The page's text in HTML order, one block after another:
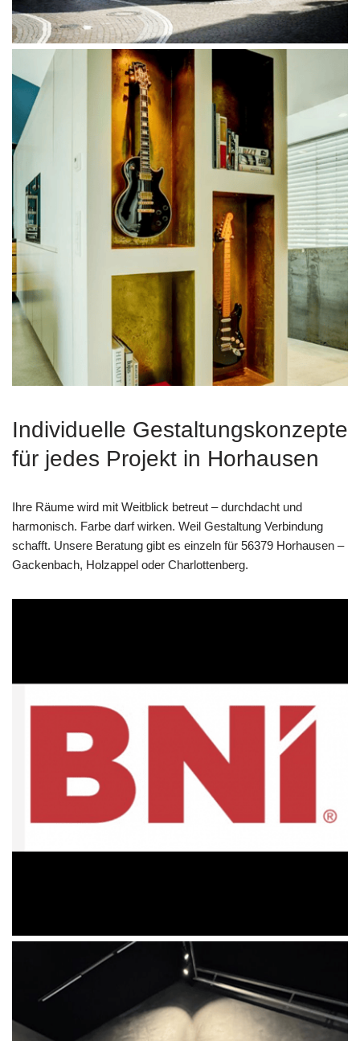
Individuelle Gestaltungskonzepte
für jedes Projekt in Horhausen
Ihre Räume wird mit Weitblick betreut – durchdacht und
harmonisch. Farbe darf wirken. Weil Gestaltung Verbindung
schafft. Unsere Beratung gibt es einzeln für 56379 Horhausen –
Gackenbach, Holzappel oder Charlottenberg.